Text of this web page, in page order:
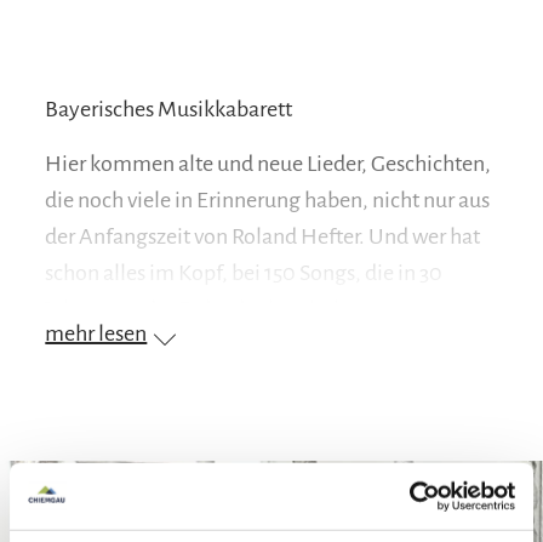
Bayerisches Musikkabarett
Hier kommen alte und neue Lieder, Geschichten,
die noch viele in Erinnerung haben, nicht nur aus
der Anfangszeit von Roland Hefter. Und wer hat
schon alles im Kopf, bei 150 Songs, die in 30
Liedermachers geflossen sind? Einige
Hefterischen Hits und Nummern, die das
Publikum aus vollster Inbrunst mitsingt - ob
man`s kann oder nicht. Neu oder etwas älter - das
mehr lesen